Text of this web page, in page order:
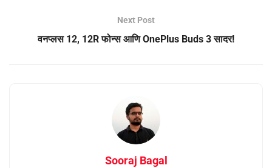
Next Post
वनप्लस 12, 12R फोन्स आणि OnePlus Buds 3 सादर!
Sooraj Bagal